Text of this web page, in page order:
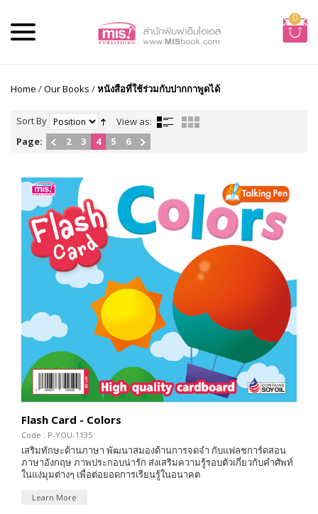
0
Home /Our Books /หนังสือที่ใช้ร่วมกับปากกาพูดได้
Sort By
View as:
Page:
2 3 4 5 6
Flash Card - Colors
Code : P-YOU-1135
เสริมทักษะด้านภาษา พัฒนาสมองด้านการจดจำ กับแฟลชการ์ดสอน
ภาษาอังกฤษ ภาพประกอบน่ารัก ส่งเสริมความรู้รอบตัวเกี่ยวกับคำศัพท์
ในแง่มุมต่างๆ เพื่อต่อยอดการเรียนรู้ในอนาคต
Learn More